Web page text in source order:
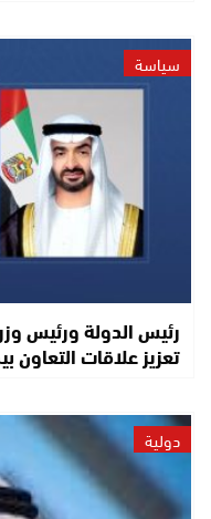
سياسة
رئيس الدولة ورئيس
تعزيز علاقات التعاون
دولية